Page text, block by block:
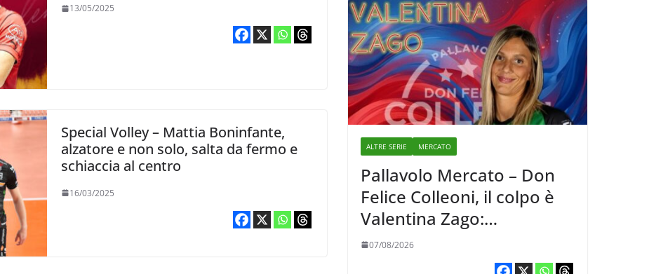
13/05/2025
Special Volley – Mattia Boninfante,
alzatore e non solo, salta da fermo e
schiaccia al centro
16/03/2025
ALTRE SERIE MERCATO
Pallavolo Mercato – Don
Felice Colleoni, il colpo è
Valentina Zago:
esperienza e oltre 5.000
punti al servizio di
07/08/2026